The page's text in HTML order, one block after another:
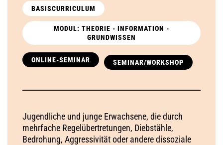
BASISCURRICULUM
MODUL: THEORIE - INFORMATION -
GRUNDWISSEN
ONLINE-SEMINAR SEMINAR/WORKSHOP
Jugendliche und junge Erwachsene, die durch
mehrfache Regelübertretungen, Diebstähle,
Bedrohung, Aggressivität oder andere dissoziale